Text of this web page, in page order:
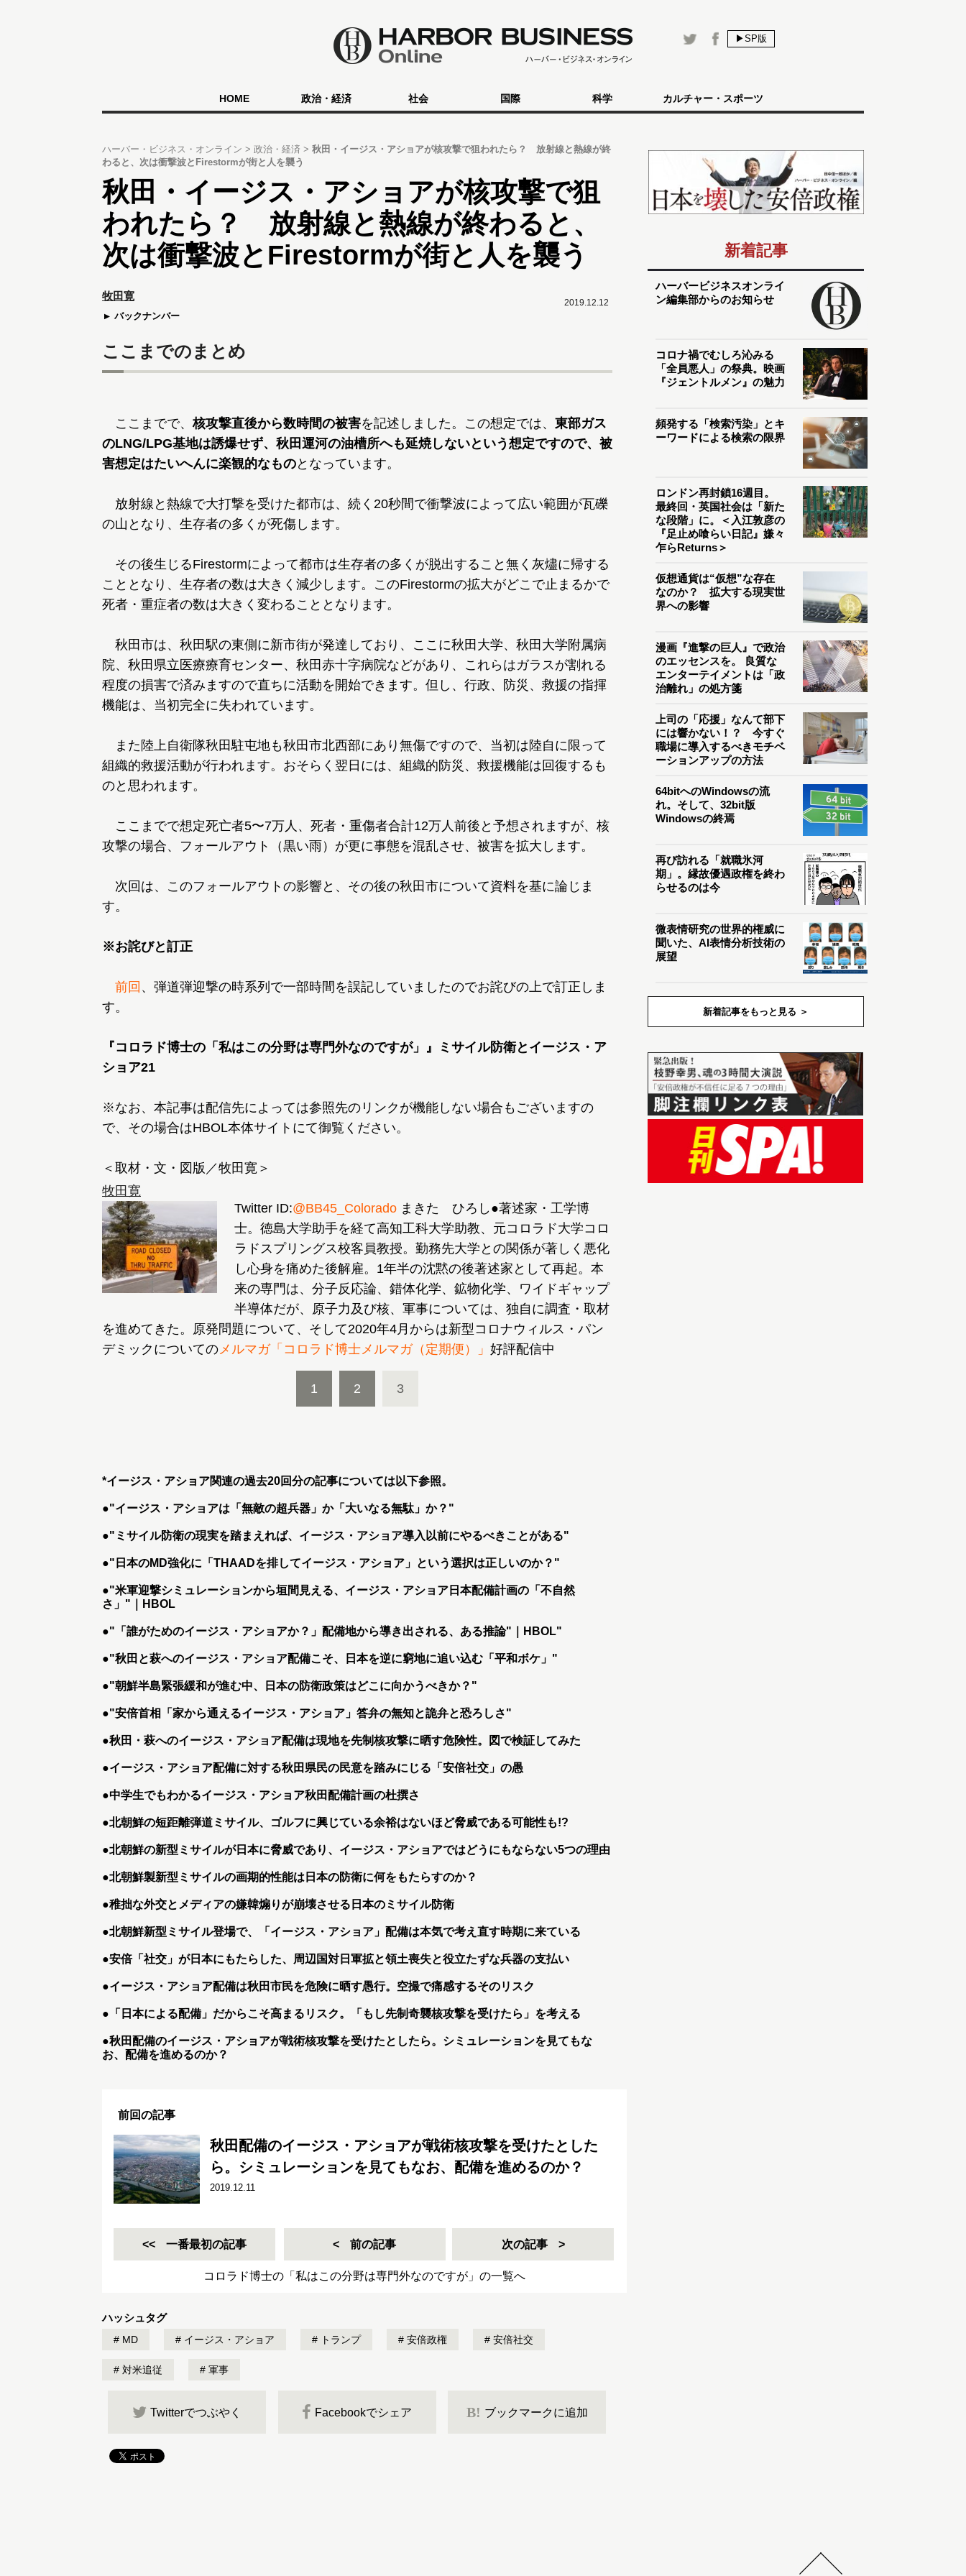
▶SP版
HOME 政治・経済 社会 国際 科学 カルチャー・スポーツ
ハーバー・ビジネス・オンライン 政治・経済
秋田・イージス・アショアが核攻撃で狙われたら？ 放射線と熱線が終
わると、次は衝撃波とFirestormが街と人を襲う
秋田・イージス・アショアが核攻撃で狙
われたら？ 放射線と熱線が終わると、
次は衝撃波とFirestormが街と人を襲う
2019.12.12
牧田寛
バックナンバー
ここまでのまとめ
ここまでで、核攻撃直後から数時間の被害を記述しました。この想定では、 東部ガス
のLNG/LPG基地は誘爆せず、秋田運河の油槽所へも延焼しないという想定ですので、被
害想定はたいへんに楽観的なものとなっています。
放射線と熱線で大打撃を受けた都市は、続く20秒間で衝撃波によって広い範囲が瓦礫
の山となり、生存者の多くが死傷します。
その後生じるFirestormによって都市は生存者の多くが脱出すること無く灰燼に帰する
こととなり、生存者の数は大きく減少します。このFirestormの拡大がどこで止まるかで
死者・重症者の数は大きく変わることとなります。
秋田市は、秋田駅の東側に新市街が発達しており、ここに秋田大学、秋田大学附属病
院、秋田県立医療療育センター、秋田赤十字病院などがあり、これらはガラスが割れる
程度の損害で済みますので直ちに活動を開始できます。但し、行政、防災、救援の指揮
機能は、当初完全に失われています。
また陸上自衛隊秋田駐屯地も秋田市北西部にあり無傷ですので、当初は陸自に限って
組織的救援活動が行われます。おそらく翌日には、組織的防災、救援機能は回復するも
のと思われます。
ここまでで想定死亡者5〜7万人、死者・重傷者合計12万人前後と予想されますが、核
攻撃の場合、フォールアウト（黒い雨）が更に事態を混乱させ、被害を拡大します。
次回は、このフォールアウトの影響と、その後の秋田市について資料を基に論じま
す。
※お詫びと訂正
前回 、弾道弾迎撃の時系列で一部時間を誤記していましたのでお詫びの上で訂正しま
す。
『コロラド博士の「私はこの分野は専門外なのですが」』ミサイル防衛とイージス・ア
ショア21
※なお、本記事は配信先によっては参照先のリンクが機能しない場合もございますの
で、その場合はHBOL本体サイトにて御覧ください。
＜取材・文・図版／牧田寛＞
牧田寛
Twitter ID:@BB45_Colorado まきた ひろし●著述家・工学博
士。徳島大学助手を経て高知工科大学助教、元コロラド大学コロ
ラドスプリングス校客員教授。勤務先大学との関係が著しく悪化
し心身を痛めた後解雇。1年半の沈黙の後著述家として再起。本
来の専門は、分子反応論、錯体化学、鉱物化学、ワイドギャップ
半導体だが、原子力及び核、軍事については、独自に調査・取材
を進めてきた。原発問題について、そして2020年4月からは新型コロナウィルス・パン
デミックについてのメルマガ「コロラド博士メルマガ（定期便）」 好評配信中
1 2 3
*イージス・アショア関連の過去20回分の記事については以下参照。
●"イージス・アショアは「無敵の超兵器」か「大いなる無駄」か？"
●"ミサイル防衛の現実を踏まえれば、イージス・アショア導入以前にやるべきことがある"
●"日本のMD強化に「THAADを排してイージス・アショア」という選択は正しいのか？"
●"米軍迎撃シミュレーションから垣間見える、イージス・アショア日本配備計画の「不自然
さ」"｜HBOL
●"「誰がためのイージス・アショアか？」配備地から導き出される、ある推論"｜HBOL"
●"秋田と萩へのイージス・アショア配備こそ、日本を逆に窮地に追い込む「平和ボケ」"
●"朝鮮半島緊張緩和が進む中、日本の防衛政策はどこに向かうべきか？"
●"安倍首相「家から通えるイージス・アショア」答弁の無知と詭弁と恐ろしさ"
●秋田・萩へのイージス・アショア配備は現地を先制核攻撃に晒す危険性。図で検証してみた
●イージス・アショア配備に対する秋田県民の民意を踏みにじる「安倍社交」の愚
●中学生でもわかるイージス・アショア秋田配備計画の杜撰さ
●北朝鮮の短距離弾道ミサイル、ゴルフに興じている余裕はないほど脅威である可能性も!?
●北朝鮮の新型ミサイルが日本に脅威であり、イージス・アショアではどうにもならない5つの理由
●北朝鮮製新型ミサイルの画期的性能は日本の防衛に何をもたらすのか？
●稚拙な外交とメディアの嫌韓煽りが崩壊させる日本のミサイル防衛
●北朝鮮新型ミサイル登場で、「イージス・アショア」配備は本気で考え直す時期に来ている
●安倍「社交」が日本にもたらした、周辺国対日軍拡と領土喪失と役立たずな兵器の支払い
●イージス・アショア配備は秋田市民を危険に晒す愚行。空撮で痛感するそのリスク
● 「日本による配備」だからこそ高まるリスク。「もし先制奇襲核攻撃を受けたら」を考える
●秋田配備のイージス・アショアが戦術核攻撃を受けたとしたら。シミュレーションを見てもな
お、配備を進めるのか？
前回の記事
秋田配備のイージス・アショアが戦術核攻撃を受けたとした
ら。シミュレーションを見てもなお、配備を進めるのか？
2019.12.11
一番最初の記事 前の記事 次の記事
コロラド博士の「私はこの分野は専門外なのですが」の一覧へ
ハッシュタグ
MD イージス・アショア トランプ 安倍政権 安倍社交
対米追従 軍事
Twitterでつぶやく Facebookでシェア B! ブックマークに追加
新着記事
ハーバービジネスオンライ
ン編集部からのお知らせ
コロナ禍でむしろ沁みる
「全員悪人」の祭典。映画
『ジェントルメン』の魅力
頻発する「検索汚染」とキ
ーワードによる検索の限界
ロンドン再封鎖16週目。
最終回・英国社会は「新た
な段階」に。＜入江敦彦の
『足止め喰らい日記』嫌々
乍らReturns＞
仮想通貨は“仮想”な存在
なのか？ 拡大する現実世
界への影響
漫画『進撃の巨人』で政治
のエッセンスを。 良質な
エンターテイメントは「政
治離れ」の処方箋
上司の「応援」なんて部下
には響かない！？ 今すぐ
職場に導入するべきモチベ
ーションアップの方法
64bitへのWindowsの流
れ。そして、32bit版
Windowsの終焉
再び訪れる「就職氷河
期」。縁故優遇政権を終わ
らせるのは今
微表情研究の世界的権威に
聞いた、AI表情分析技術の
展望
新着記事をもっと見る